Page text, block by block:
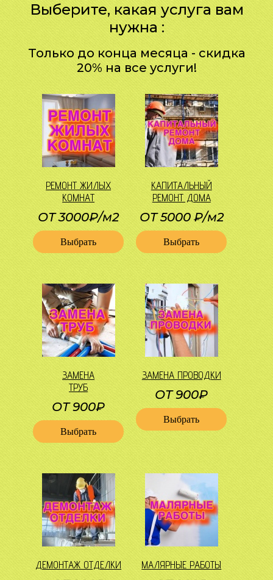
Выберите, какая услуга вам
нужна​​​​​​​​​​​​​​ :
Только до конца месяца - скидка
20% на все услуги!
РЕМОНТ ЖИЛЫХ
КОМНАТ
ОТ 3000₽/м2
Выбрать
КАПИТАЛЬНЫЙ
РЕМОНТ ДОМА
ОТ 5000 ₽/м2
Выбрать
ЗАМЕНА
ТРУБ
ОТ 900₽
Выбрать
ЗАМЕНА ПРОВОДКИ
ОТ 900₽
Выбрать
ДЕМОНТАЖ ОТДЕЛКИ МАЛЯРНЫЕ РАБОТЫ